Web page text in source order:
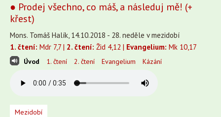
● Prodej všechno, co máš, a následuj mě! (+
křest)
Mons. Tomáš Halík, 14.10.2018 - 28. neděle v mezidobí
1. čtení: Mdr 7,7 | 2. čtení: Žid 4,12 | Evangelium: Mk 10,17
Úvod 1. čtení 2. čtení Evangelium Kázání
Mezidobí